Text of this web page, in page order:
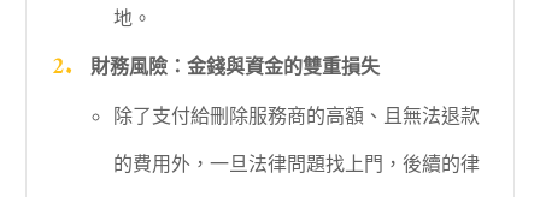
地。
財務風險：金錢與資金的雙重損失
除了支付給刪除服務商的高額、且無法退款
的費用外，一旦法律問題找上門，後續的律